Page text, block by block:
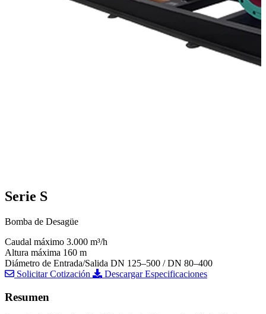
Serie S
Bomba de Desagüe
Caudal máximo 3.000 m³/h
Altura máxima 160 m
Diámetro de Entrada/Salida DN 125–500 / DN 80–400
Solicitar Cotización
Descargar Especificaciones
Resumen